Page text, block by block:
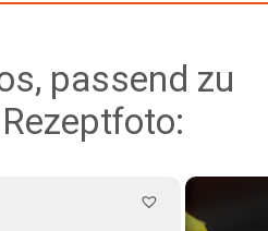
passend zu